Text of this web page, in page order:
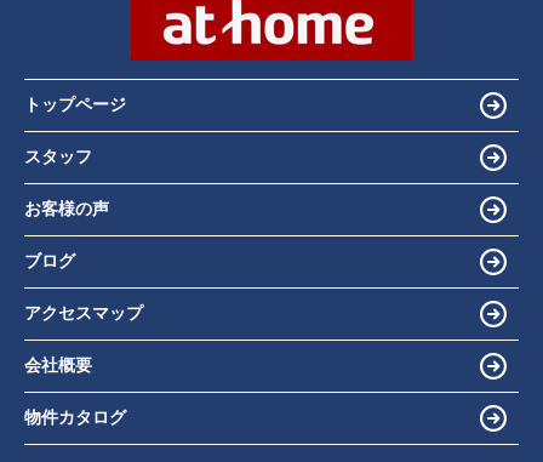
トップページ
スタッフ
お客様の声
ブログ
アクセスマップ
会社概要
物件カタログ